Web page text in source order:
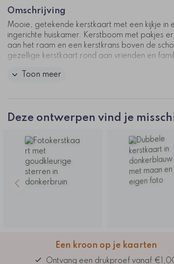
Omschrijving
Mooie, getekende kerstkaart met een kijkje in
ingerichte huiskamer. Kerstboom met pakjes
aan het raam en een kerstkrans boven de
gezellige kerstkaart rond aan vrienden en
Kaartcode: K-0614
Toon meer
Deze ontwerpen vind je
Een kroon op je kaarten
Ontvang een drukproef vanaf